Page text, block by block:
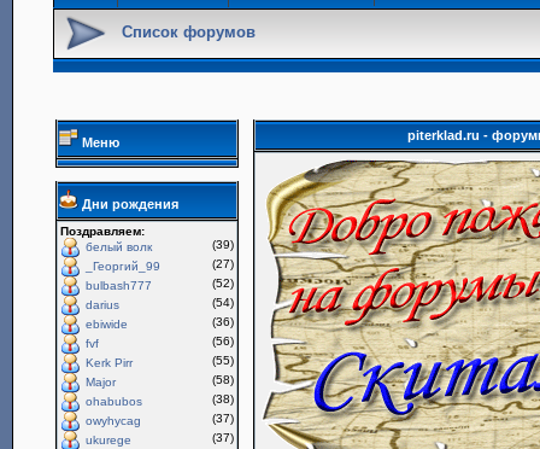
Список форумов
Меню
Дни рождения
Поздравляем:
белый волк
(39)
_Георгий_99
(27)
bulbash777
(52)
darius
(54)
ebiwide
(36)
fvf
(56)
Kerk Pirr
(55)
Major
(58)
ohabubos
(38)
owyhycag
(37)
ukurege
(37)
piterklad.ru -